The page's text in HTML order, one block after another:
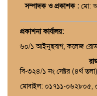
সম্পাদক ও প্রকাশক : মো:
প্রকাশনা কার্যালয়:
৬০/১ আইনুছবাগ, কলেজ রোড,
বি-৩২৪/১ নং সেক্টর (৪র্থ
মোবাইল: ০১৭১১-